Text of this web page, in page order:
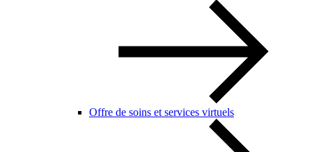
Offre de soins et services virtuels